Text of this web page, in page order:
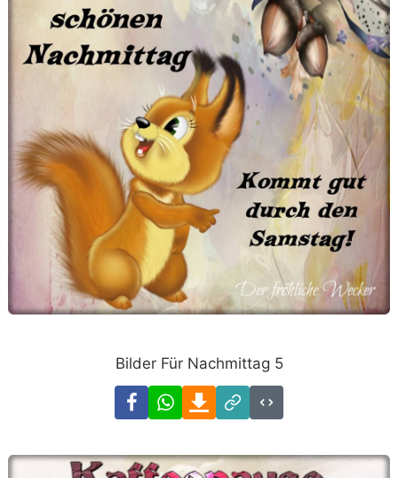
Bilder Für Nachmittag 5
FacebookWhatsAppDownload
Link
Code